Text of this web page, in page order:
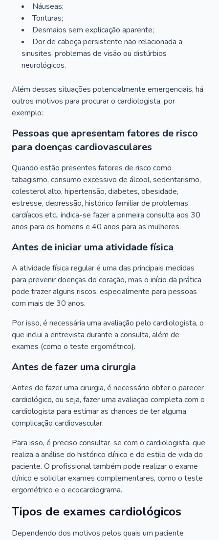
Náuseas;
Tonturas;
Desmaios sem explicação aparente;
Dor de cabeça persistente não relacionada a
sinusites, problemas de visão ou distúrbios
neurológicos.
Além dessas situações potencialmente emergenciais, há
outros motivos para procurar o cardiologista, por
exemplo:
Pessoas que apresentam fatores de risco
para doenças cardiovasculares
Quando estão presentes fatores de risco como
tabagismo, consumo excessivo de álcool, sedentarismo,
colesterol alto, hipertensão, diabetes, obesidade,
estresse, depressão, histórico familiar de problemas
cardíacos etc., indica-se fazer a primeira consulta aos 30
anos para os homens e 40 anos para as mulheres.
Antes de iniciar uma atividade física
A atividade física regular é uma das principais medidas
para prevenir doenças do coração, mas o início da prática
pode trazer alguns riscos, especialmente para pessoas
com mais de 30 anos.
Por isso, é necessária uma avaliação pelo cardiologista, o
que inclui a entrevista durante a consulta, além de
exames (como o teste ergométrico).
Antes de fazer uma cirurgia
Antes de fazer uma cirurgia, é necessário obter o parecer
cardiológico, ou seja, fazer uma avaliação completa com o
cardiologista para estimar as chances de ter alguma
complicação cardiovascular.
Para isso, é preciso consultar-se com o cardiologista, que
realiza a análise do histórico clínico e do estilo de vida do
paciente. O profissional também pode realizar o exame
clínico e solicitar exames complementares, como o teste
ergométrico e o ecocardiograma.
Tipos de exames cardiológicos
Dependendo dos motivos pelos quais um paciente